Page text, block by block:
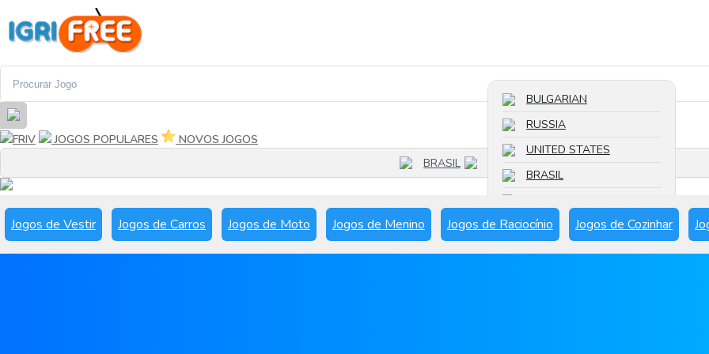
FRIV JOGOS POPULARES
NOVOS JOGOS
BRASIL
BULGARIAN
RUSSIA
UNITED STATES
BRASIL
SPAIN
Jogos de Vestir Jogos de Carros Jogos de Moto Jogos de Menino Jogos de Raciocínio Jogos de Cozinhar